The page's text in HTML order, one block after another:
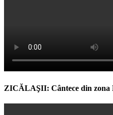
ZICĂLAŞII: Cântece din zona